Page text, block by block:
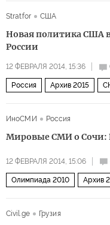
Stratfor
США
Новая политика США
России
12 ФЕВРАЛЯ 2014, 15:36
Россия Архив 2015
ИноСМИ
Россия
Мировые СМИ о Сочи:
12 ФЕВРАЛЯ 2014, 15:06
Олимпиада 2010 Архив
Civil.ge
Грузия